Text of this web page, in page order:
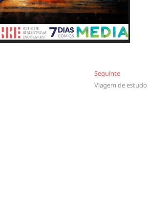
SeguinteSeguinte
Viagem de estudo